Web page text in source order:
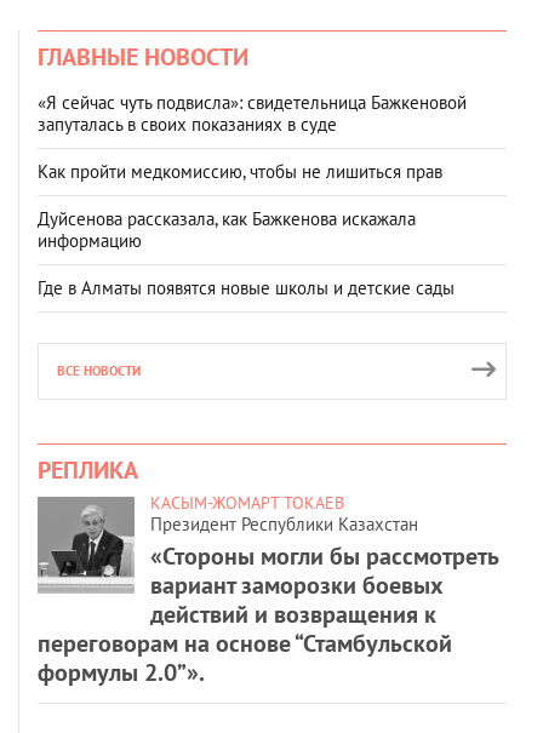
ГЛАВНЫЕ НОВОСТИ
«Я сейчас чуть подвисла»: свидетельница Бажкеновой
запуталась в своих показаниях в суде
Как пройти медкомиссию, чтобы не лишиться прав
Дуйсенова рассказала, как Бажкенова искажала
информацию
Где в Алматы появятся новые школы и детские сады
ВСЕ НОВОСТИ
РЕПЛИКА
КАСЫМ-ЖОМАРТ ТОКАЕВ
Президент Республики Казахстан
«Стороны могли бы рассмотреть
вариант заморозки боевых
действий и возвращения к
переговорам на основе “Стамбульской
формулы 2.0”».